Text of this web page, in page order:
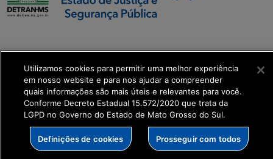
Executiva de
Transformação Digital
get_footer();
Utilizamos cookies para permitir uma melhor experiência
em nosso website e para nos ajudar a compreender
quais informações são mais úteis e relevantes para você.
Conforme Decreto Estadual 15.572/2020 que trata da
LGPD no Governo do Estado de Mato Grosso do Sul.
Definições de cookies Prosseguir com todos